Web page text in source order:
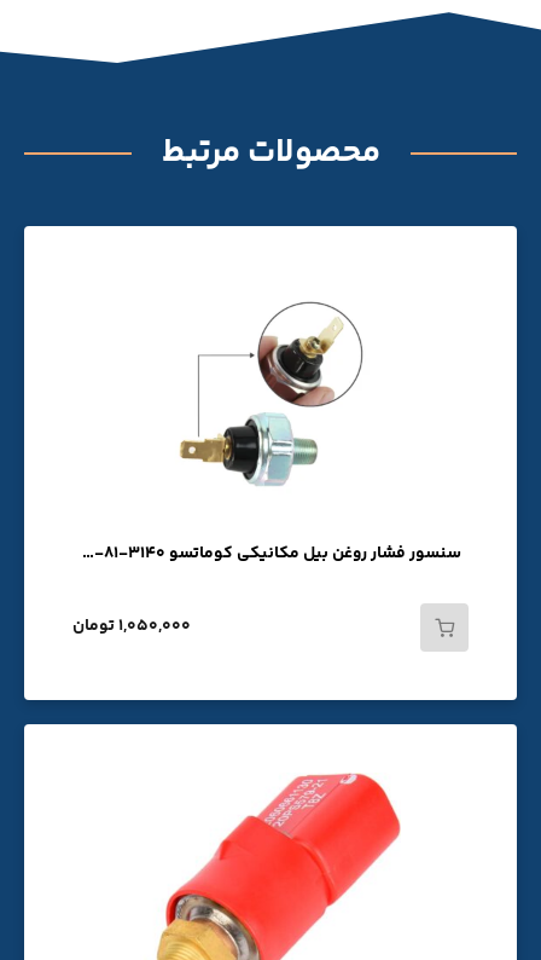
محصولات مرتبط
سنسور فشار روغن بیل مکانیکی کوماتسو PC200-6 PC300-7 PC220-6 PC220-7 PC200-7/08073-10505 /21E3-5001 / 6732-81-3140
1,050,000 تومان